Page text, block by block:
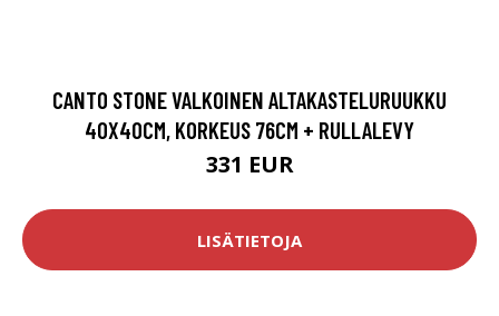
CANTO STONE VALKOINEN ALTAKASTELURUUKKU
40X40CM, KORKEUS 76CM + RULLALEVY
331 EUR
LISÄTIETOJA